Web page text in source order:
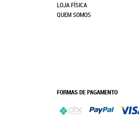
LOJA FÍSICA
QUEM SOMOS
FORMAS DE PAGAMENTO